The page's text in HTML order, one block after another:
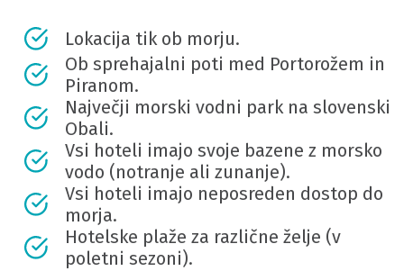
Lokacija tik ob morju.
Ob sprehajalni poti med Portorožem in
Piranom.
Največji morski vodni park na slovenski
Obali.
Vsi hoteli imajo svoje bazene z morsko
vodo (notranje ali zunanje).
Vsi hoteli imajo neposreden dostop do
morja.
Hotelske plaže za različne želje (v
poletni sezoni).